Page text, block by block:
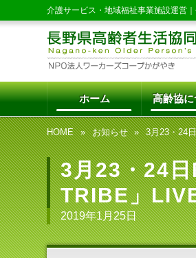
介護サービス・地域福祉事業施設運営｜
ホーム 高齢協
HOME お知らせ 3月23・24
3月23・24
TRIBE」
2019年1月25日